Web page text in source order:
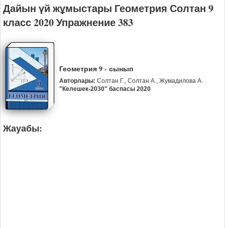
Дайын үй жұмыстары Геометрия Солтан 9
класс 2020 Упражнение 383
Геометрия 9 - сынып
Авторлары: Солтан Г., Солтан А., Жумадилова А.
"Келешек-2030" баспасы 2020
Жауабы: